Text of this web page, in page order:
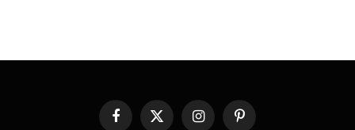
Facebook
X InstagramPinterest